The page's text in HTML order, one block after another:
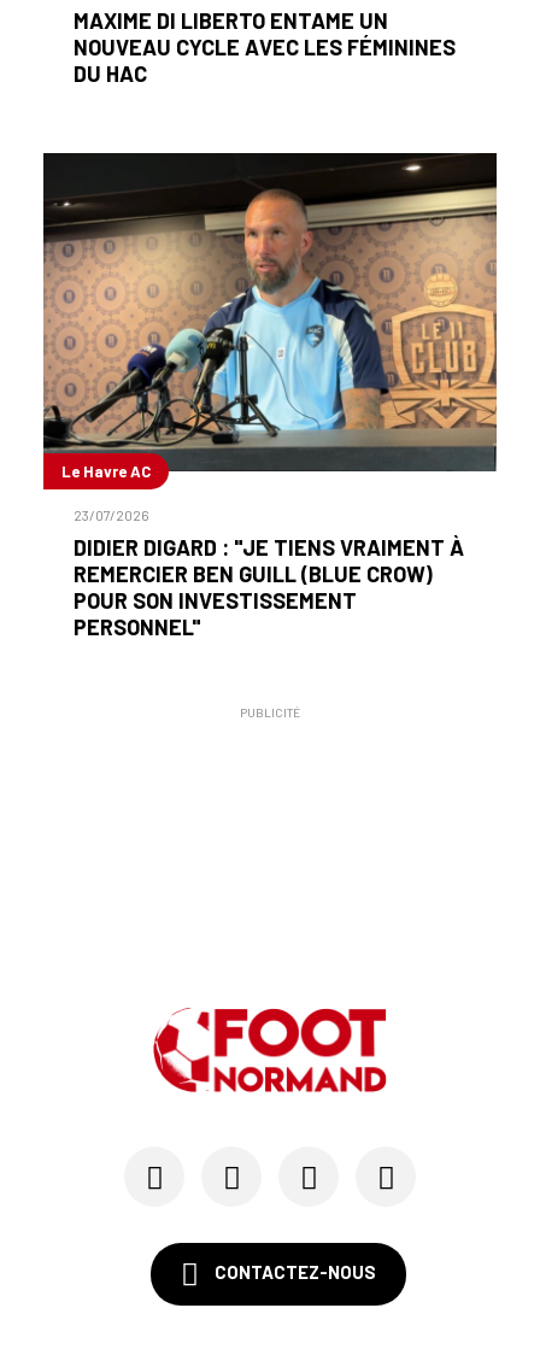
MAXIME DI LIBERTO ENTAME UN
NOUVEAU CYCLE AVEC LES FÉMININES
DU HAC
Le Havre AC
23/07/2026
DIDIER DIGARD : "JE TIENS VRAIMENT À
REMERCIER BEN GUILL (BLUE CROW)
POUR SON INVESTISSEMENT
PERSONNEL"
PUBLICITÉ
CONTACTEZ-NOUS